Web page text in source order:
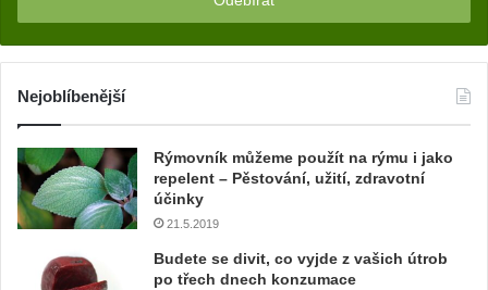
a
d
j
v
a
š
í
Nejoblíbenější
Rýmovník můžeme použít na rýmu i jako
repelent – Pěstování, užití, zdravotní
účinky
21.5.2019
Budete se divit, co vyjde z vašich útrob
po třech dnech konzumace